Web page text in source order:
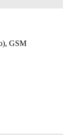
GSM